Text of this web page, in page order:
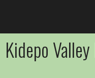
Kidepo